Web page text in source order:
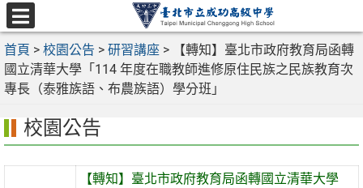
跳
至
主
要
內
選
單
首頁 > 校園公告 > 研習講座 >
【轉知】臺北市政府教育局函轉
國立清華大學「114 年度在職教師進修原住民族之民族教育次
專長（泰雅族語、布農族語）學分班」
校園公告
【轉知】臺北市政府教育局函轉國立清華大學